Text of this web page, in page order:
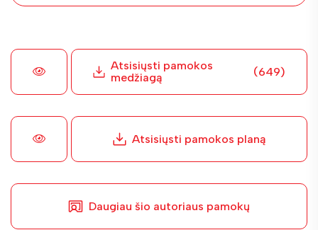
Atsisiųsti pamokos
medžiagą
(649)
Atsisiųsti pamokos planą
Daugiau šio autoriaus pamokų